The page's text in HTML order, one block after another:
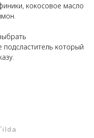
кокосовое масло
подсластитель который